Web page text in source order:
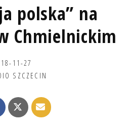
polska” na
Chmielnickim
11-27
SZCZECIN